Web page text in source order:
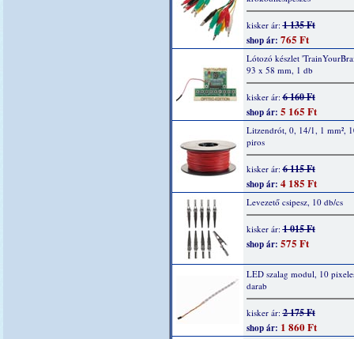
kisker ár:1 135 Ft
shop ár: 765 Ft
Lótozó készlet
93 x 58 mm, 1 db
kisker ár:6 160 Ft
shop ár: 5 165 Ft
Litzendrót, 0, 14/1, 1 mm²,
piros
kisker ár:6 115 Ft
shop ár: 4 185 Ft
Levezető csipesz, 10 db/cs
kisker ár:1 015 Ft
shop ár: 575 Ft
LED szalag modul, 10
darab
kisker ár:2 175 Ft
shop ár: 1 860 Ft